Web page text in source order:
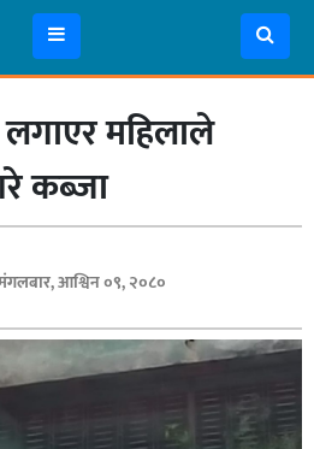
महिलाले
कब्जा
आश्विन ०९, २०८०